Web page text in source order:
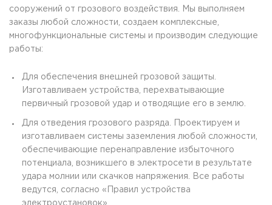
сооружений от грозового воздействия. Мы выполняем
заказы любой сложности, создаем комплексные,
многофункциональные системы и производим следующие
работы:
Для обеспечения внешней грозовой защиты.
Изготавливаем устройства, перехватывающие
первичный грозовой удар и отводящие его в землю.
Для отведения грозового разряда. Проектируем и
изготавливаем системы заземления любой сложности,
обеспечивающие перенаправление избыточного
потенциала, возникшего в электросети в результате
удара молнии или скачков напряжения. Все работы
ведутся, согласно «Правил устройства
электроустановок».